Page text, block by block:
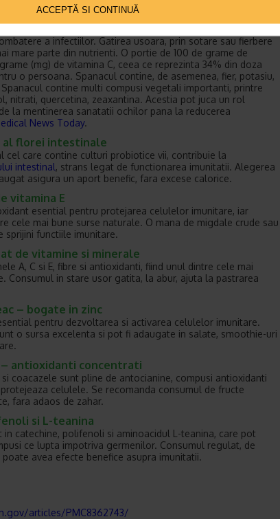
ACCEPTĂ SI CONTINUĂ
nutrienti
a infectiilor. Gatirea usoara, prin sotare sau fierbere
mare parte din nutrienti. O portie de 100 de grame de
(mg) de vitamina C, ceea ce reprezinta 34% din doza
o persoana. Spanacul contine, de asemenea, fier, potasiu,
contine multi compusi vegetali importanti, printre
nitrati, quercetina, zeaxantina. Acestia pot juca un rol
la mentinerea sanatatii ochilor pana la reducerea
News Today.
florei intestinale
cel care contine culturi probiotice vii, contribuie la
intestinal, strans legat de functionarea imunitatii. Alegerea
asigura un aport benefic, fara excese calorice.
vitamina E
esential pentru protejarea celulelor imunitare, iar
cele mai bune surse naturale. O mana de migdale crude sau
sprijini functiile imunitare.
de vitamine si minerale
A, C si E, fibre si antioxidanti, fiind unul dintre cele mai
Consumul in stare usor gatita, la abur, ajuta la pastrarea
– bogate in zinc
pentru dezvoltarea si activarea celulelor imunitare.
o sursa excelenta si pot fi adaugate in salate, smoothie-uri
antioxidanti concentrati
coacazele sunt pline de antocianine, compusi antioxidanti
celulele. Se recomanda consumul de fructe
fara adaos de zahar.
si L-teanina
in catechine, polifenoli si aminoacidul L-teanina, care pot
ce lupta impotriva germenilor. Consumul regulat, de
avea efecte benefice asupra imunitatii.
articles/PMC8362743/